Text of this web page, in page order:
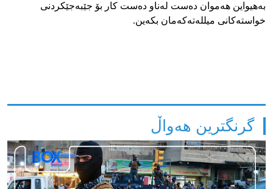
به‌هیواین هه‌موان ده‌ست له‌ناو ده‌ست كار بۆ جێبه‌جێكردنی
خواسته‌كانی میلله‌ته‌كه‌مان بكه‌ین.
گرنگترین هەواڵ